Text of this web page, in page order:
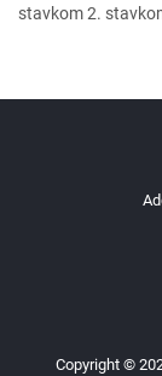
stavkom 2.
Copyright ©